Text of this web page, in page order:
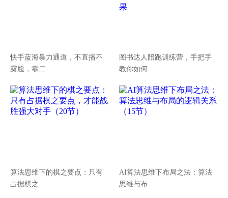
快手蓝海暴力通道，不直播不
露脸，靠二
图书达人陪跑训练营，手把手
教你如何
算法思维下的棋之要点：只有
占据棋之
AI算法思维下布局之法：算法
思维与布